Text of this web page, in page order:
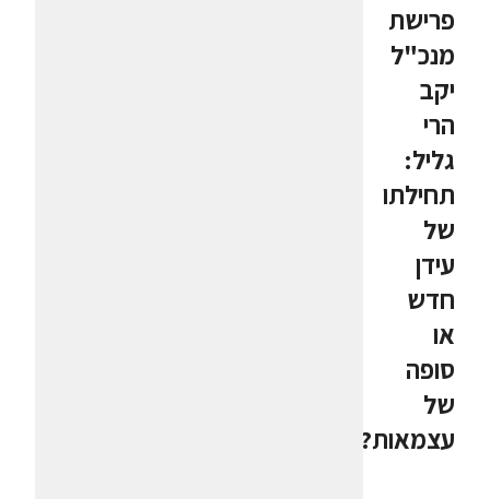
פרישת
מנכ"ל
יקב
הרי
גליל:
תחילתו
של
עידן
חדש
או
סופה
של
עצמאות?